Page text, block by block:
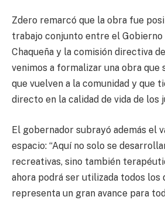
Zdero remarcó que la obra fue
trabajo conjunto entre el
Chaqueña y la comisión directiva
venimos a formalizar una obra que
que vuelven a la comunidad y que
directo en la calidad de vida de los
El gobernador subrayó además el
espacio: “Aquí no solo se
recreativas, sino también
ahora podrá ser utilizada todos los
representa un gran avance para